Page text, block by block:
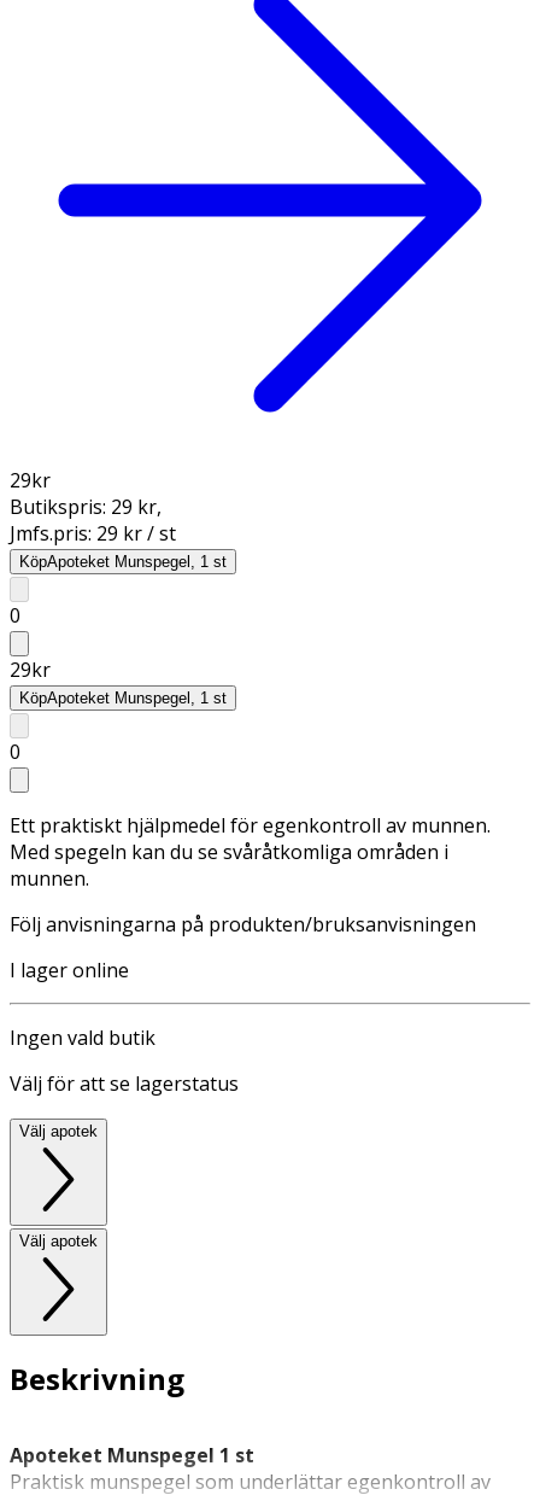
29kr
Butikspris: 29 kr,
Jmfs.pris: 29 kr / st
KöpApoteket Munspegel, 1 st
0
29kr
KöpApoteket Munspegel, 1 st
0
Ett praktiskt hjälpmedel för egenkontroll av munnen.
Med spegeln kan du se svåråtkomliga områden i
munnen.
Följ anvisningarna på produkten/bruksanvisningen
I lager online
Ingen vald butik
Välj för att se lagerstatus
Välj apotek
Välj apotek
Beskrivning
Apoteket Munspegel 1 st
Praktisk munspegel som underlättar egenkontroll av